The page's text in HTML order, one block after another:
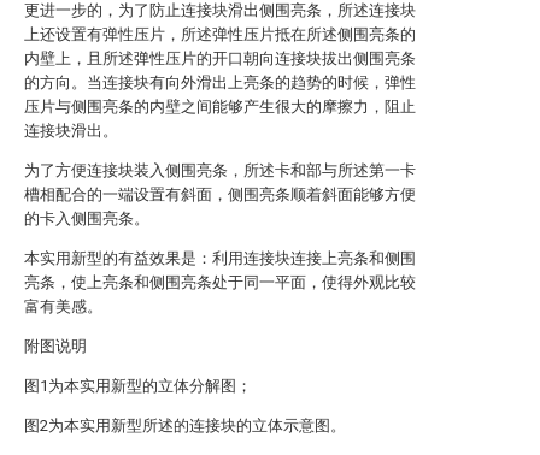
更进一步的，为了防止连接块滑出侧围亮条，所述连接块
上还设置有弹性压片，所述弹性压片抵在所述侧围亮条的
内壁上，且所述弹性压片的开口朝向连接块拔出侧围亮条
的方向。当连接块有向外滑出上亮条的趋势的时候，弹性
压片与侧围亮条的内壁之间能够产生很大的摩擦力，阻止
连接块滑出。
为了方便连接块装入侧围亮条，所述卡和部与所述第一卡
槽相配合的一端设置有斜面，侧围亮条顺着斜面能够方便
的卡入侧围亮条。
本实用新型的有益效果是：利用连接块连接上亮条和侧围
亮条，使上亮条和侧围亮条处于同一平面，使得外观比较
富有美感。
附图说明
图1为本实用新型的立体分解图；
图2为本实用新型所述的连接块的立体示意图。